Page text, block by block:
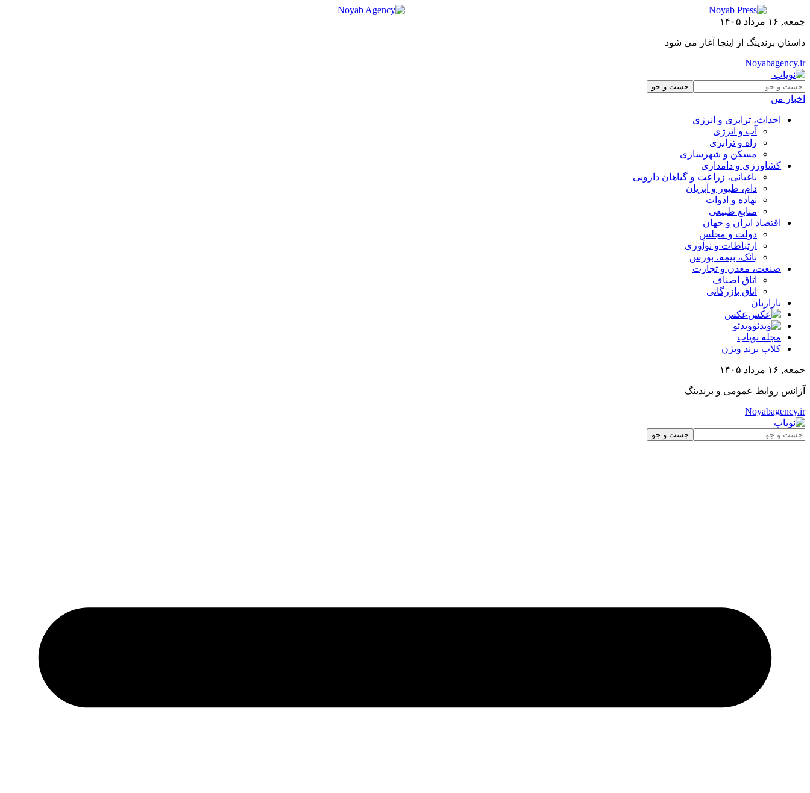
جمعه, ۱۶ مرداد ۱۴۰۵
داستان برندینگ از اینجا آغاز می شود
Noyabagency.ir
اخبار من
احداث، ترابری و انرژی
آب و انرژی
راه و ترابری
مسکن و شهرسازی
کشاورزی و دامداری
باغبانی، زراعت و گیاهان دارویی
دام، طیور و آبزیان
نهاده و ادوات
منابع طبیعی
اقتصاد ایران و جهان
دولت و مجلس
ارتباطات و نوآوری
بانک، بیمه، بورس
صنعت، معدن و تجارت
اتاق اصناف
اتاق بازرگانی
بازاربان
عکس
ویدئو
مجله نویاب
کلاب برند ویژن
جمعه, ۱۶ مرداد ۱۴۰۵
آژانس روابط عمومی و برندینگ
Noyabagency.ir